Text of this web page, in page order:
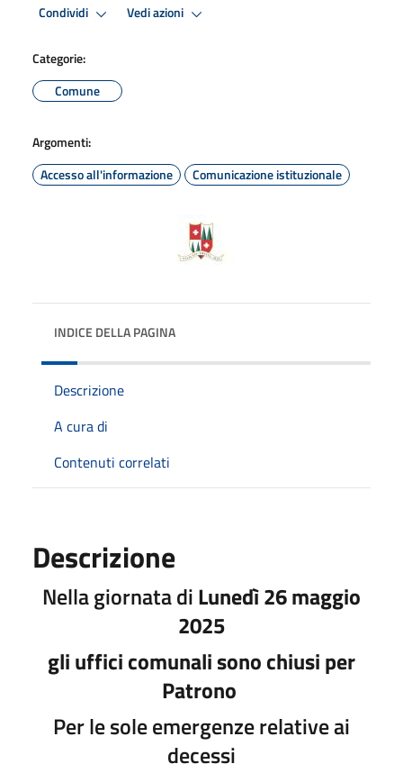
Condividi Vedi azioni
Categorie:
Comune
Argomenti:
Accesso all'informazione
Comunicazione istituzionale
INDICE DELLA PAGINA
Descrizione
A cura di
Contenuti correlati
Descrizione
Nella giornata diLunedì 26 maggio
2025
gli uffici comunali sono chiusi per
Patrono
Per le sole emergenze relative ai
decessi